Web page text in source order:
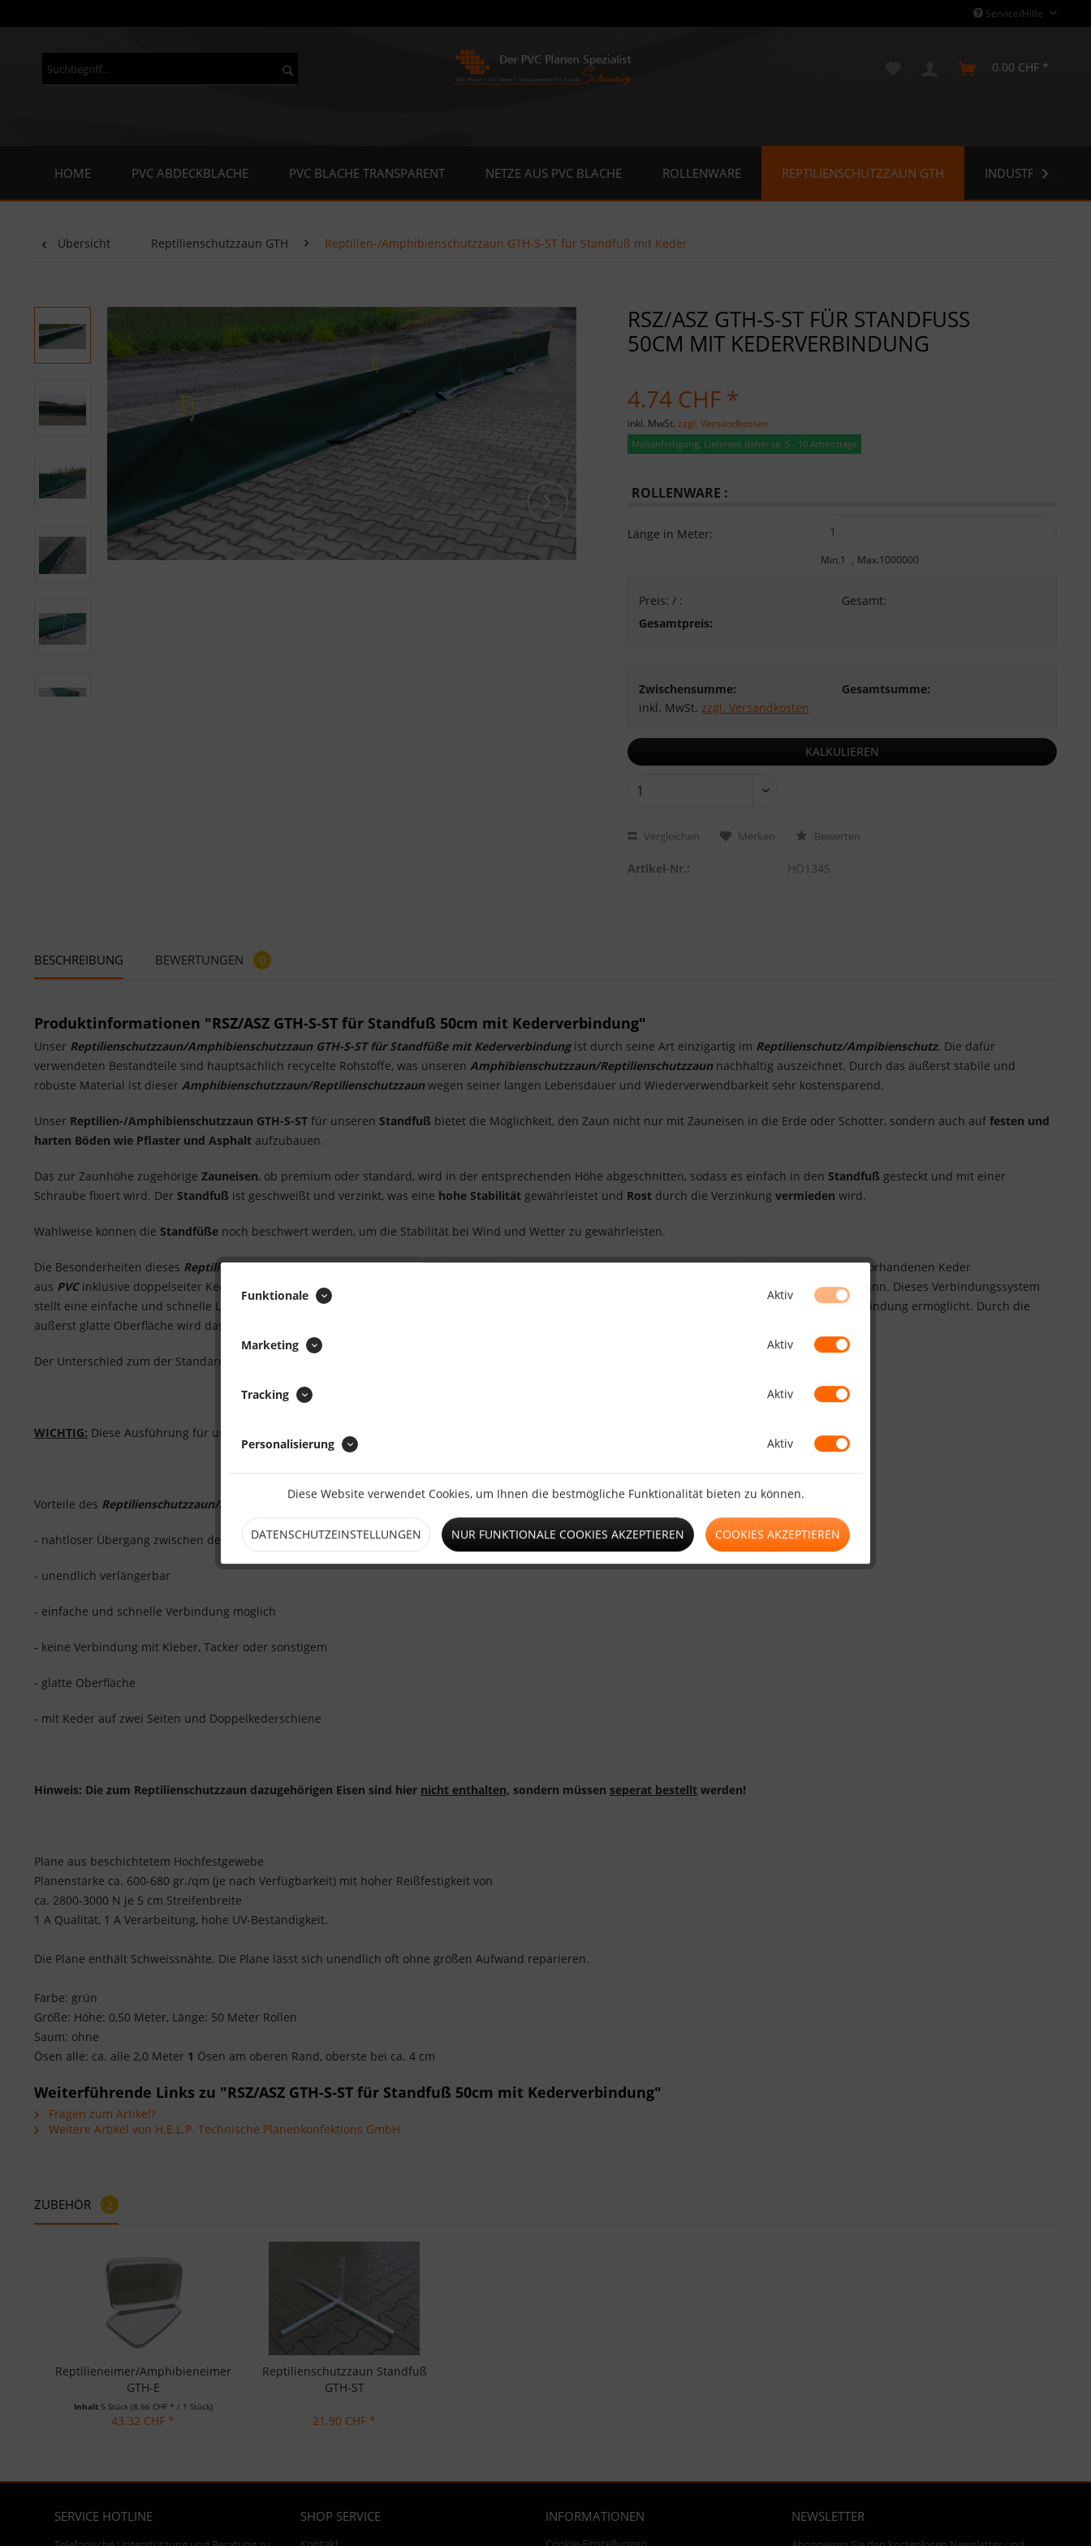
Service/Hilfe
0.00 CHF *
HOME PVC ABDECKBLACHE PVC BLACHE TRANSPARENT NETZE AUS PVC BLACHE ROLLENWARE REPTILIENSCHUTZZAUN GTH INDUSTRIEPLANE

Übersicht Reptilienschutzzaun GTH Reptilien-/Amphibienschutzzaun GTH-S-ST für Standfuß mit Keder
RSZ/ASZ GTH-S-ST FÜR STANDFUSS 5
0CM MIT KEDERVERBINDUNG
4.74 CHF *
inkl. MwSt. zzgl. Versandkosten
Maßanfertigung, Lieferzeit daher ca. 5 - 10 Arbeitstage
ROLLENWARE :
Länge in Meter:
Min.1 Max.1000000
Preis: / : Gesamt:
Gesamtpreis:
Zwischensumme:
Gesamtsumme:
inkl. MwSt. zzgl. Versandkosten
KALKULIEREN
Vergleichen Merken Bewerten
Artikel-Nr.: HO1345
BESCHREIBUNG BEWERTUNGEN 0
Produktinformationen "RSZ/ASZ GTH-S-ST für Standfuß 50cm mit Kederverbindung"
Unser Reptilienschutzzaun/Amphibienschutzzaun GTH-S-ST für Standfüße mit Kederverbindungist durch seine Art einzigartig im Reptilienschutz/Ampibienschutz. Die dafür
verwendeten Bestandteile sind hauptsächlich recycelte Rohstoffe, was unseren Amphibienschutzzaun/Reptilienschutzzaunnachhaltig auszeichnet. Durch das äußerst stabile und
robuste Material ist dieser Amphibienschutzzaun/Reptilienschutzzaunwegen seiner langen Lebensdauer und Wiederverwendbarkeit sehr kostensparend.
Unser Reptilien-/Amphibienschutzzaun GTH-S-ST für unseren Standfuß bietet die Möglichkeit, den Zaun nicht nur mit Zauneisen in die Erde oder Schotter, sondern auch auf festen und
harten Böden wie Pflaster und Asphalt aufzubauen.
Das zur Zaunhöhe zugehörige Zauneisen, ob premium oder standard, wird in der entsprechenden Höhe abgeschnitten, sodass es einfach in den Standfuß gesteckt und mit einer
Schraube fixiert wird. Der Standfuß ist geschweißt und verzinkt, was eine hohe Stabilität gewährleistet und Rost durch die Verzinkung vermieden wird.
Wahlweise können die Standfüße noch beschwert werden, um die Stabilität bei Wind und Wetter zu gewährleisten.
Die Besonderheiten dieses Reptilienschutzzauns/Amphibienschutzzauns für Standfüße mit Kederverbindung sind zum einen die auf jeder Zaunseite vorhandenen Keder
aus PVCinklusive doppelseiter Kederschiene, wodurch eine patentierte nahtlose Verbindung zwischen den einzelnen
hergestellt werden kann. Dieses Verbindungssystem
stellt eine einfache und schnelle Lösung für das Verbinden des
her, was eine Kleber- und Tackerlose Verbindung ermöglicht. Durch die
äußerst glatte Oberfläche wird das Überwinden noch zusätzlich unterbunden.
Der Unterschied zum der Standard und Premium Ausführung besteht darin, dass sich nur
WICHTIG: Diese Ausführung für unseren Standfuß ist nur mit den dazugehörigen "Zauneisen für Standfuß" kombinierbar!
Vorteile des Reptilienschutzzaun/Amphibienschutzzaun für Standfüße mit Kederverbindung:
- nahtloser Übergang zwischen den einzelnen Zaunbahnen
- unendlich verlängerbar
- einfache und schnelle Verbindung möglich
- keine Verbindung mit Kleber, Tacker oder sonstigem
- glatte Oberfläche
- mit Keder auf zwei Seiten und Doppelkederschiene
Hinweis: Die zum Reptilienschutzzaun dazugehörigen Eisen sind hier nicht enthalten, sondern müssen seperat bestellt werden!
Plane aus beschichtetem Hochfestgewebe
Planenstärke ca. 600-680 gr./qm (je nach Verfügbarkeit) mit hoher Reißfestigkeit von
ca. 2800-3000 N je 5 cm Streifenbreite
1 A Qualität, 1 A Verarbeitung, hohe UV-Beständigkeit.
Die Plane enthält Schweissnähte. Die Plane lässt sich unendlich oft ohne größen Aufwand reparieren.
Farbe: grün
Größe: Höhe: 0,50 Meter, Länge: 50 Meter Rollen
Saum: ohne
Ösen alle: ca. alle 2,0 Meter 1 Ösen am oberen Rand, oberste bei ca. 4 cm
Weiterführende Links zu "RSZ/ASZ GTH-S-ST für Standfuß 50cm mit Kederverbindung"
Fragen zum Artikel?
Weitere Artikel von H.E.L.P. Technische Planenkonfektions GmbH
ZUBEHÖR 2
Reptilieneimer/Amphibieneimer
GTH-E
Inhalt 5 Stück (8.66 CHF * / 1 Stück)
43.32 CHF *
Reptilienschutzzaun Standfuß
GTH-ST
21.90 CHF *
SERVICE HOTLINE SHOP SERVICE INFORMATIONEN NEWSLETTER
Funktionale Aktiv
Marketing Aktiv
Tracking Aktiv
Personalisierung Aktiv
Diese Website verwendet Cookies, um Ihnen die bestmögliche Funktionalität bieten zu können.
DATENSCHUTZEINSTELLUNGEN NUR FUNKTIONALE COOKIES AKZEPTIEREN COOKIES AKZEPTIEREN